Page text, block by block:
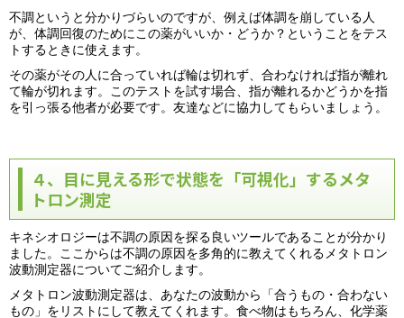
不調というと分かりづらいのですが、例えば体調を崩している人
が、体調回復のためにこの薬がいいか・どうか？ということをテス
トするときに使えます。
その薬がその人に合っていれば輪は切れず、合わなければ指が離れ
て輪が切れます。このテストを試す場合、指が離れるかどうかを指
を引っ張る他者が必要です。友達などに協力してもらいましょう。
４、目に見える形で状態を「可視化」するメタ
トロン測定
キネシオロジーは不調の原因を探る良いツールであることが分かり
ました。ここからは不調の原因を多角的に教えてくれるメタトロン
波動測定器についてご紹介します。
メタトロン波動測定器は、あなたの波動から「合うもの・合わない
もの」をリストにして教えてくれます。食べ物はもちろん、化学薬